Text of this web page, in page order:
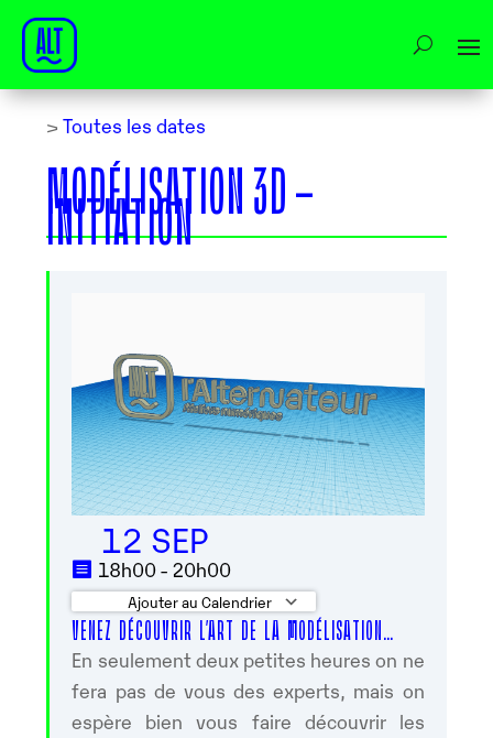
> Toutes les dates
MODÉLISATION 3D –
INITIATION
12 SEP
18h00 - 20h00
Ajouter au Calendrier
Télécharger ICS Calendrier Google
VENEZ DÉCOUVRIR L’ART DE LA MODÉLISATION…
En seulement deux petites heures on ne
fera pas de vous des experts, mais on
espère bien vous faire découvrir les